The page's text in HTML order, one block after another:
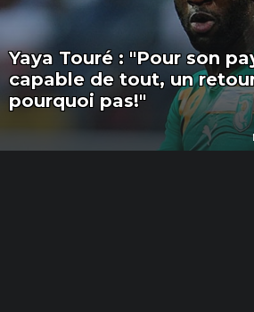
Yaya Touré : "Pour son
capable de tout, un
pourquoi pas!"